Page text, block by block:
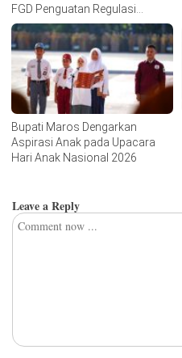
FGD Penguatan Regulasi
Pendidikan
Bupati Maros Dengarkan
Aspirasi Anak pada Upacara
Hari Anak Nasional 2026
Leave a Reply